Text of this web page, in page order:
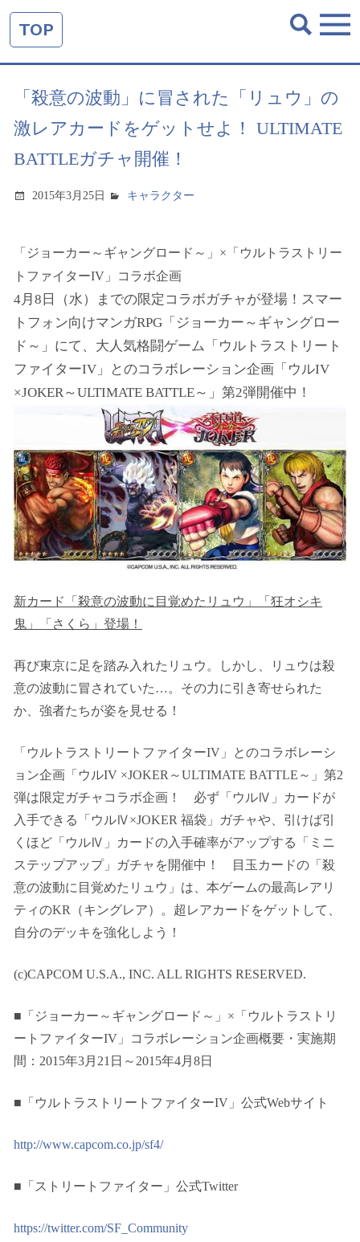
TOP
「殺意の波動」に冒された「リュウ」の
激レアカードをゲットせよ！ ULTIMATE
BATTLEガチャ開催！
2015年3月25日 キャラクター
「ジョーカー～ギャングロード～」×「ウルトラストリー
トファイターIV 」コラボ企画
4月8日（水）までの限定コラボガチャが登場！スマー
トフォン向けマンガRPG「ジョーカー～ギャングロー
ド～」にて、大人気格闘ゲーム「ウルトラストリート
ファイターIV」とのコラボレーション企画「ウルIV
×JOKER～ULTIMATE BATTLE～」第2弾開催中！
新カード「殺意の波動に目覚めたリュウ」「狂オシキ
鬼」「さくら」登場！
再び東京に足を踏み入れたリュウ。しかし、リュウは殺
意の波動に冒されていた…。その力に引き寄せられた
か、強者たちが姿を見せる！
「ウルトラストリートファイターIV」とのコラボレーシ
ョン企画「ウルIV ×JOKER～ULTIMATE BATTLE～」第2
弾は限定ガチャコラボ企画！ 必ず「ウルⅣ」カードが
入手できる「ウルⅣ×JOKER 福袋」ガチャや、引けば引
くほど「ウルⅣ」カードの入手確率がアップする「ミニ
ステップアップ」ガチャを開催中！ 目玉カードの「殺
意の波動に目覚めたリュウ」は、本ゲームの最高レアリ
ティのKR（キングレア）。超レアカードをゲットして、
自分のデッキを強化しよう！
(c)CAPCOM U.S.A., INC. ALL RIGHTS RESERVED.
■「ジョーカー～ギャングロード～」×「ウルトラストリ
ートファイターIV」
コラボレーション企画概要 ・実施期
間： 2015年3月21日～2015年4月8日
■「ウルトラストリートファイターIV 」公式Webサイト
http://www.capcom.co.jp/sf4/
■「ストリートファイター」公式Twitter
https://twitter.com/SF_Community